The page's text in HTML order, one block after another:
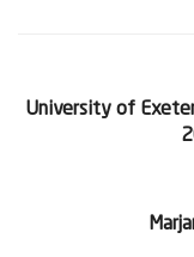
University of